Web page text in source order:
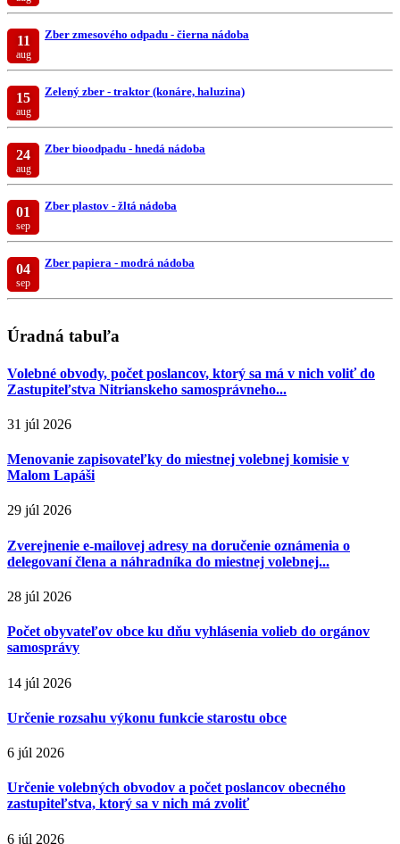
11
aug
Zber zmesového odpadu - čierna nádoba
15
aug
Zelený zber - traktor (konáre, haluzina)
24
aug
Zber bioodpadu - hnedá nádoba
01
sep
Zber plastov - žltá nádoba
04
sep
Zber papiera - modrá nádoba
Úradná tabuľa
Volebné obvody, počet poslancov, ktorý sa má v nich voliť do
Zastupiteľstva Nitrianskeho samosprávneho...
31 júl 2026
Menovanie zapisovateľky do miestnej volebnej komisie v
Malom Lapáši
29 júl 2026
Zverejnenie e-mailovej adresy na doručenie oznámenia o
delegovaní člena a náhradníka do miestnej volebnej...
28 júl 2026
Počet obyvateľov obce ku dňu vyhlásenia volieb do orgánov
samosprávy
14 júl 2026
Určenie rozsahu výkonu funkcie starostu obce
6 júl 2026
Určenie volebných obvodov a počet poslancov obecného
zastupiteľstva, ktorý sa v nich má zvoliť
6 júl 2026